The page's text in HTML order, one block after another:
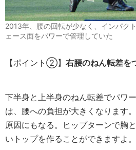
2013年、腰の回転が少なく、インパク
ェース面をパワーで管理していた
【ポイント②】 右腰のねん転差を
下半身と上半身のねん転差でパワ
は、腰への負担が大きくなります
原因にもなる。ヒップターンで胸
いトップを作ることができますよ。